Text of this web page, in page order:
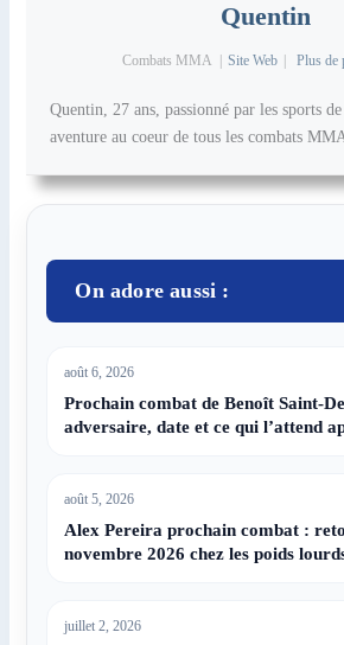
Quentin
Combats MMA Site Web Plus de
Quentin, 27 ans, passionné par les sports
aventure au coeur de tous les combats
On adore aussi :
août 6, 2026
Prochain combat de Benoît Saint-
adversaire, date et ce qui l’attend
août 5, 2026
Alex Pereira prochain combat :
novembre 2026 chez les poids
juillet 2, 2026